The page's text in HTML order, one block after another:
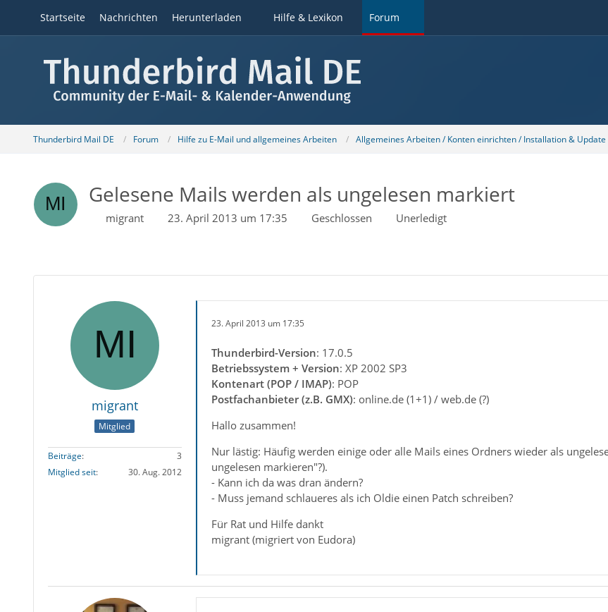
Startseite Nachrichten Herunterladen Hilfe & Lexikon Forum
Thunderbird Mail DE Forum Hilfe zu E-Mail und allgemeines Arbeiten Allgemeines Arbeiten / Konten einrichten / Installation & Update
Gelesene Mails werden als ungelesen markiert
migrant 23. April 2013 um 17:35 Geschlossen Unerledigt
migrant
Mitglied
Beiträge
3
Mitglied seit
30. Aug. 2012
23. April 2013 um 17:35
Thunderbird-Version: 17.0.5
Betriebssystem + Version: XP 2002 SP3
Kontenart (POP / IMAP): POP
Postfachanbieter (z.B. GMX): online.de (1+1) / web.de (?)
Hallo zusammen!
Nur lästig: Häufig werden einige oder alle Mails eines Ordners wieder als
ungelesen markieren"?).
- Kann ich da was dran ändern?
- Muss jemand schlaueres als ich Oldie einen Patch schreiben?
Für Rat und Hilfe dankt
migrant (migriert von Eudora)